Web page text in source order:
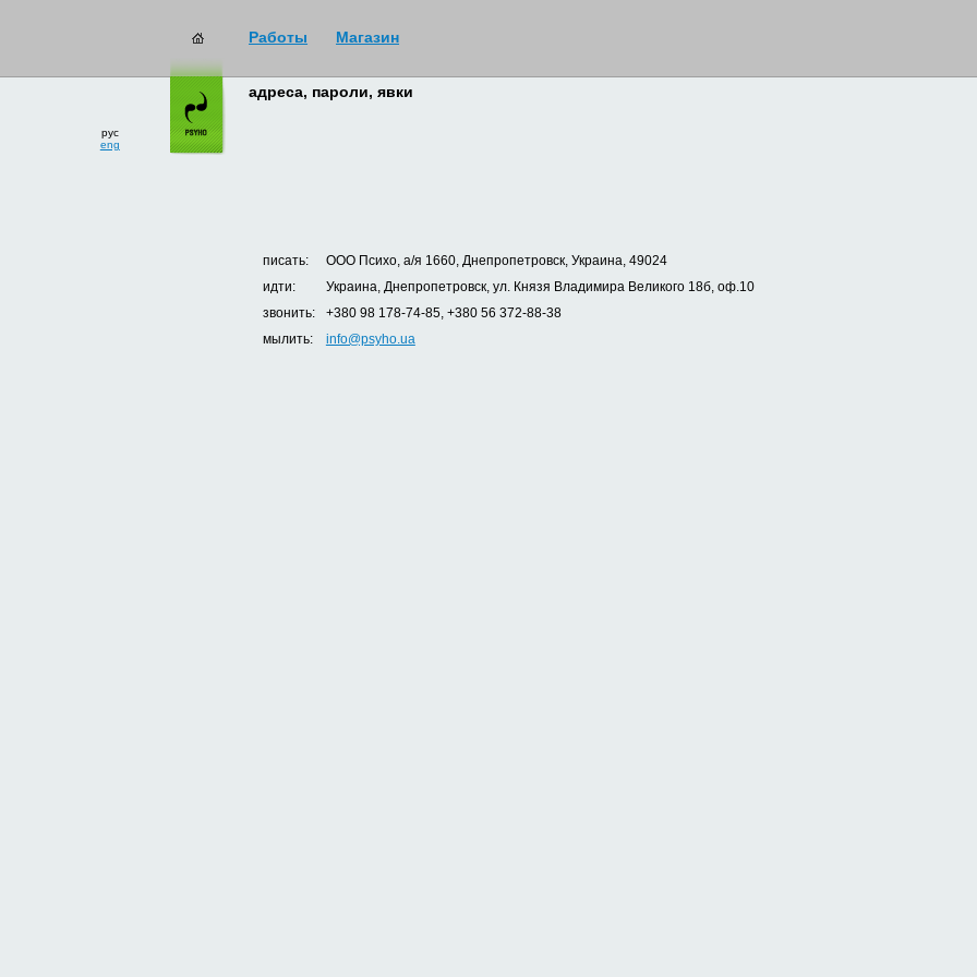
Работы Магазин
рус
eng
адреса, пароли, явки
писать:
ООО Психо, а/я 1660, Днепропетровск, Украина, 49024
идти:
Украина, Днепропетровск, ул. Князя Владимира Великого 18б, оф.10
звонить:
+380 98 178-74-85, +380 56 372-88-38
мылить:
info@psyho.ua